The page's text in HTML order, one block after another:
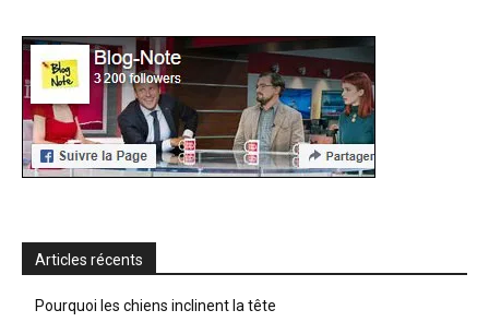
Articles récents
Pourquoi les chiens inclinent la tête